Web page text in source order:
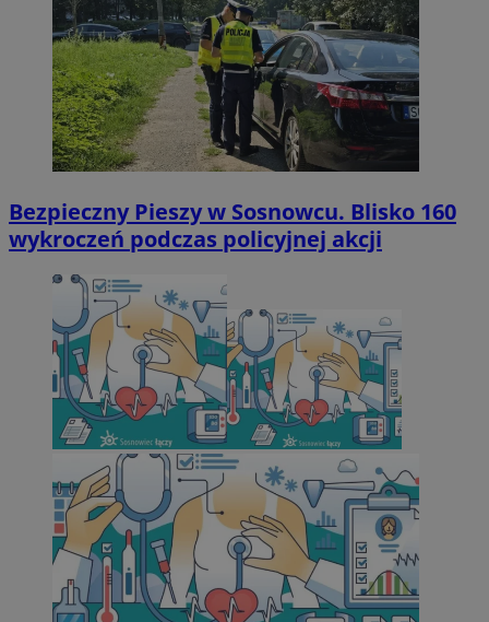
Bezpieczny Pieszy w Sosnowcu. Blisko 160
wykroczeń podczas policyjnej akcji